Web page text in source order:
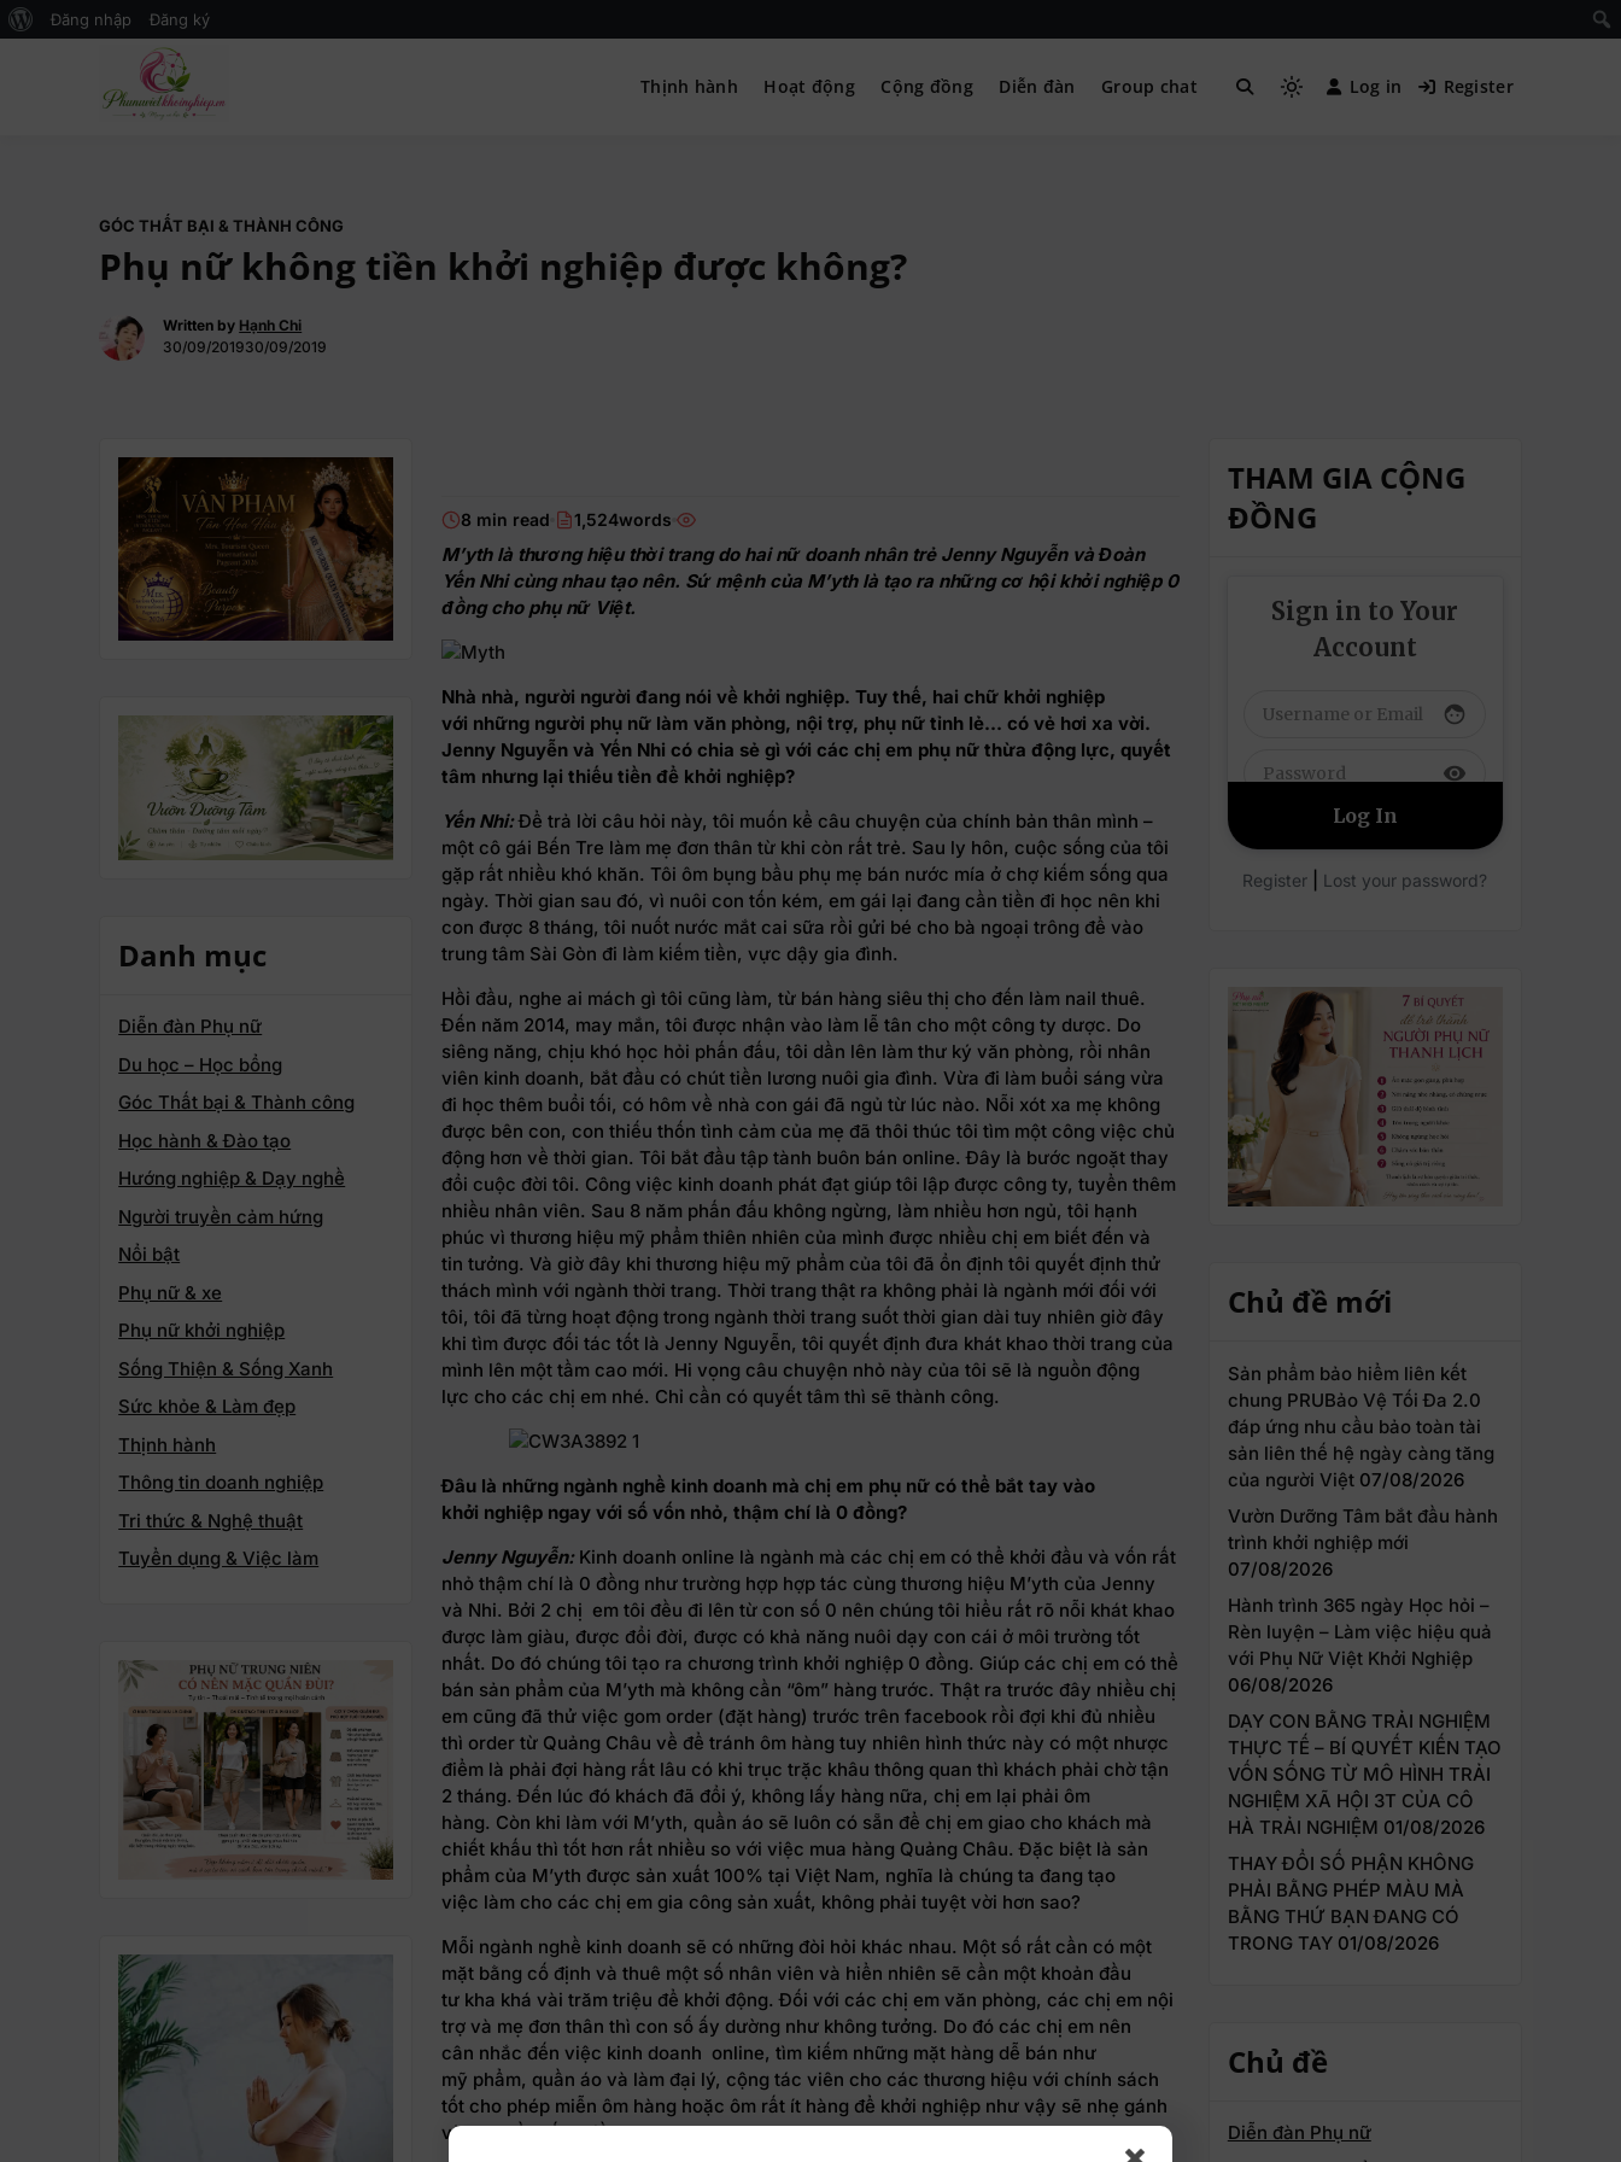
Mạng xã hội Kinh tế – Giáo dục – Hướng nghiệpThịnh hành Hoạt động Cộng đồng Diễn đàn Group chat Log in Register
GÓC THẤT BẠI & THÀNH CÔNG
Phụ nữ không tiền khởi nghiệp được không?
Written by Hạnh Chi
30/09/201930/09/2019
Danh mục
Diễn đàn Phụ nữ
Du học – Học bổng
Góc Thất bại & Thành công
Học hành & Đào tạo
Hướng nghiệp & Dạy nghề
Người truyền cảm hứng
Nổi bật
Phụ nữ & xe
Phụ nữ khởi nghiệp
Sống Thiện & Sống Xanh
Sức khỏe & Làm đẹp
Thịnh hành
Thông tin doanh nghiệp
Tri thức & Nghệ thuật
Tuyển dụng & Việc làm
8 min read 1,524words
M’yth là thương hiệu thời trang do hai nữ doanh nhân trẻ Jenny Nguyễn và Đoàn
Yến Nhi cùng nhau tạo nên. Sứ mệnh của M’yth là tạo ra những cơ hội khởi nghiệp 0
đồng cho phụ nữ Việt.
Nhà nhà, người người đang nói về khởi nghiệp. Tuy thế, hai chữ khởi nghiệp
với những người phụ nữ làm văn phòng, nội trợ, phụ nữ tỉnh lẻ… có vẻ hơi xa vời.
Jenny Nguyễn và Yến Nhi có chia sẻ gì với các chị em phụ nữ thừa động lực, quyết
tâm nhưng lại thiếu tiền để khởi nghiệp?
Yến Nhi:Để trả lời câu hỏi này, tôi muốn kể câu chuyện của chính bản thân mình –
một cô gái Bến Tre làm mẹ đơn thân từ khi còn rất trẻ. Sau ly hôn, cuộc sống của tôi
gặp rất nhiều khó khăn. Tôi ôm bụng bầu phụ mẹ bán nước mía ở chợ kiếm sống qua
ngày. Thời gian sau đó, vì nuôi con tốn kém, em gái lại đang cần tiền đi học nên khi
con được 8 tháng, tôi nuốt nước mắt cai sữa rồi gửi bé cho bà ngoại trông để vào
trung tâm Sài Gòn đi làm kiếm tiền, vực dậy gia đình.
Hồi đầu, nghe ai mách gì tôi cũng làm, từ bán hàng siêu thị cho đến làm nail thuê.
Đến năm 2014, may mắn, tôi được nhận vào làm lễ tân cho một công ty dược. Do
siêng năng, chịu khó học hỏi phấn đấu, tôi dần lên làm thư ký văn phòng, rồi nhân
viên kinh doanh, bắt đầu có chút tiền lương nuôi gia đình. Vừa đi làm buổi sáng vừa
đi học thêm buổi tối, có hôm về nhà con gái đã ngủ từ lúc nào. Nỗi xót xa mẹ không
được bên con, con thiếu thốn tình cảm của mẹ đã thôi thúc tôi tìm một công việc chủ
động hơn về thời gian. Tôi bắt đầu tập tành buôn bán online. Đây là bước ngoặt thay
đổi cuộc đời tôi. Công việc kinh doanh phát đạt giúp tôi lập được công ty, tuyển thêm
nhiều nhân viên. Sau 8 năm phấn đấu không ngừng, làm nhiều hơn ngủ, tôi hạnh
phúc vì thương hiệu mỹ phẩm thiên nhiên của mình được nhiều chị em biết đến và
tin tưởng. Và giờ đây khi thương hiệu mỹ phẩm của tôi đã ổn định tôi quyết định thử
thách mình với ngành thời trang. Thời trang thật ra không phải là ngành mới đối với
tôi, tôi đã từng hoạt động trong ngành thời trang suốt thời gian dài tuy nhiên giờ đây
khi tìm được đối tác tốt là Jenny Nguyễn, tôi quyết định đưa khát khao thời trang của
mình lên một tầm cao mới. Hi vọng câu chuyện nhỏ này của tôi sẽ là nguồn động
lực cho các chị em nhé. Chỉ cần có quyết tâm thì sẽ thành công.
Đâu là những ngành nghề kinh doanh mà chị em phụ nữ có thể bắt tay vào
khởi nghiệp ngay với số vốn nhỏ, thậm chí là 0 đồng?
Jenny Nguyễn: Kinh doanh online là ngành mà các chị em có thể khởi đầu và vốn rất
nhỏ thậm chí là 0 đồng như trường hợp hợp tác cùng thương hiệu M’yth của Jenny
và Nhi. Bởi 2 chị em tôi đều đi lên từ con số 0 nên chúng tôi hiểu rất rõ nỗi khát khao
được làm giàu, được đổi đời, được có khả năng nuôi dạy con cái ở môi trường tốt
nhất. Do đó chúng tôi tạo ra chương trình khởi nghiệp 0 đồng. Giúp các chị em có thể
bán sản phẩm của M’yth mà không cần “ôm” hàng trước. Thật ra trước đây nhiều chị
em cũng đã thử việc gom order (đặt hàng) trước trên facebook rồi đợi khi đủ nhiều
thì order từ Quảng Châu về để tránh ôm hàng tuy nhiên hình thức này có một nhược
điểm là phải đợi hàng rất lâu có khi trục trặc khâu thông quan thì khách phải chờ tận
2 tháng. Đến lúc đó khách đã đổi ý, không lấy hàng nữa, chị em lại phải ôm
hàng. Còn khi làm với M’yth, quần áo sẽ luôn có sẵn để chị em giao cho khách mà
chiết khấu thì tốt hơn rất nhiều so với việc mua hàng Quảng Châu. Đặc biệt là sản
phẩm của M’yth được sản xuất 100% tại Việt Nam, nghĩa là chúng ta đang tạo
việc làm cho các chị em gia công sản xuất, không phải tuyệt vời hơn sao?
Mỗi ngành nghề kinh doanh sẽ có những đòi hỏi khác nhau. Một số rất cần có một
mặt bằng cố định và thuê một số nhân viên và hiển nhiên sẽ cần một khoản đầu
tư kha khá vài trăm triệu để khởi động. Đối với các chị em văn phòng, các chị em nội
trợ và mẹ đơn thân thì con số ấy dường như không tưởng. Do đó các chị em nên
cân nhắc đến việc kinh doanh online, tìm kiếm những mặt hàng dễ bán như
mỹ phẩm, quần áo và làm đại lý, cộng tác viên cho các thương hiệu với chính sách
tốt cho phép miễn ôm hàng hoặc ôm rất ít hàng để khởi nghiệp như vậy sẽ nhẹ gánh
và nhẹ đầu rất nhiều.
THAM GIA CỘNG
ĐỒNG
Sign in to Your
Account
face
visibility
Register Lost your password?
Chủ đề mới
Sản phẩm bảo hiểm liên kết
chung PRUBảo Vệ Tối Đa 2.0
đáp ứng nhu cầu bảo toàn tài
sản liên thế hệ ngày càng tăng
của người Việt 07/08/2026
Vườn Dưỡng Tâm bắt đầu hành
trình khởi nghiệp mới
07/08/2026
Hành trình 365 ngày Học hỏi –
Rèn luyện – Làm việc hiệu quả
với Phụ Nữ Việt Khởi Nghiệp
06/08/2026
DẠY CON BẰNG TRẢI NGHIỆM
THỰC TẾ – BÍ QUYẾT KIẾN TẠO
VỐN SỐNG TỪ MÔ HÌNH TRẢI
NGHIỆM XÃ HỘI 3T CỦA CÔ
HÀ TRẢI NGHIỆM 01/08/2026
THAY ĐỔI SỐ PHẬN KHÔNG
PHẢI BẰNG PHÉP MÀU MÀ
BẰNG THỨ BẠN ĐANG CÓ
TRONG TAY 01/08/2026
Chủ đề
Diễn đàn Phụ nữ
Đăng nhập Đăng ký